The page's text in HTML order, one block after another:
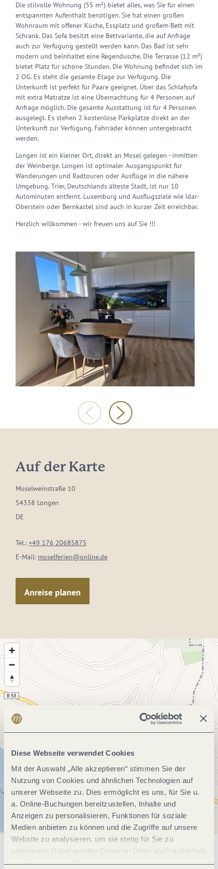
Diese Webseite verwendet Cookies
Mit der Auswahl „Alle akzeptieren“ stimmen Sie der
Nutzung von Cookies und ähnlichen Technologien auf
unserer Webseite zu. Dies ermöglicht es uns, für Sie u.
a. Online-Buchungen bereitzustellen, Inhalte und
Anzeigen zu personalisieren, Funktionen für soziale
Medien anbieten zu können und die Zugriffe auf unsere
Website zu analysieren, um sie stetig für Sie zu
optimieren. Dabei werden Daten an Dritte auch außerhalb
der Europäischen Union weitergegeben und dort
Die stilvolle Wohnung (55 m²) bietet alles, was Sie für einen
entspannten Aufenthalt benötigen. Sie hat einen großen
Wohnraum mit offener Küche, Essplatz und großem Bett mit
Schrank. Das Sofa besitzt eine Bettvariante, die auf Anfrage
auch zur Verfügung gestellt werden kann. Das Bad ist sehr
modern und beinhaltet eine Regendusche. Die Terrasse (12 m²)
bietet Platz für schöne Stunden. Die Wohnung befindet sich im
2 OG. Es steht die gesamte Etage zur Verfügung. Die
Unterkunft ist perfekt für Paare geeignet. Über das Schlafsofa
mit extra Matratze ist eine Übernachtung für 4 Personen auf
Anfrage möglich. Die gesamte Ausstattung ist für 4 Personen
ausgelegt. Es stehen 2 kostenlose Parkplätze direkt an der
Unterkunft zur Verfügung. Fahrräder können untergebracht
werden.
Longen ist ein kleiner Ort, direkt an Mosel gelegen - inmitten
der Weinberge. Longen ist optimaler Ausgangspunkt für
Wanderungen und Radtouren oder Ausflüge in die nähere
Umgebung. Trier, Deutschlands älteste Stadt, ist nur 10
Autominuten entfernt. Luxemburg und Ausflugsziele wie Idar-
Oberstein oder Bernkastel sind auch in kurzer Zeit erreichbar.
Herzlich willkommen - wir freuen uns auf Sie !!!
Auf der Karte
Moselweinstraße 10
54338 Longen
DE
Tel.: +49 176 20685875
E-Mail: moselferien@online.de
Anreise planen